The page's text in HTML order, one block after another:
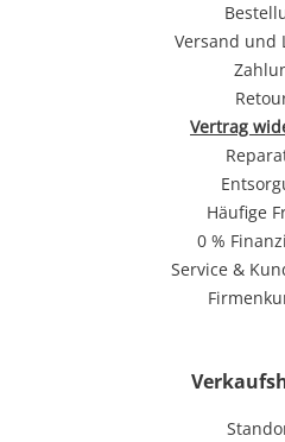
Versand und
Vertrag
Häufige
0 %
Service &